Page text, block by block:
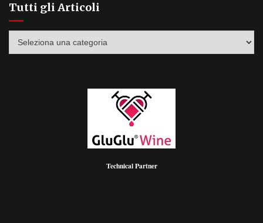
Tutti gli Articoli
Technical Partner